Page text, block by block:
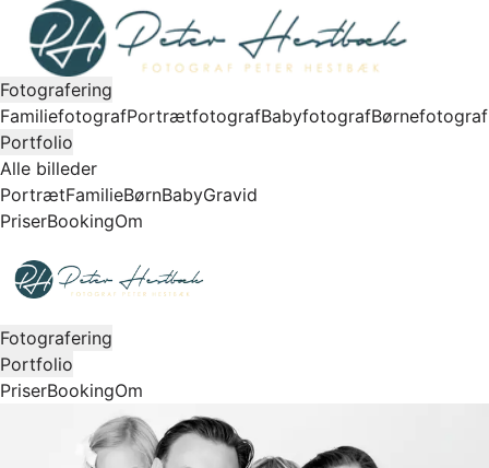
Fotografering
FamiliefotografPortrætfotografBabyfotografBørnefotograf
Portfolio
Alle billeder
PortrætFamilieBørnBabyGravid
PriserBookingOm
Fotografering
Portfolio
PriserBookingOm